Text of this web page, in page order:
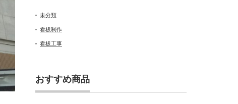
未分類
看板制作
看板工事
おすすめ商品